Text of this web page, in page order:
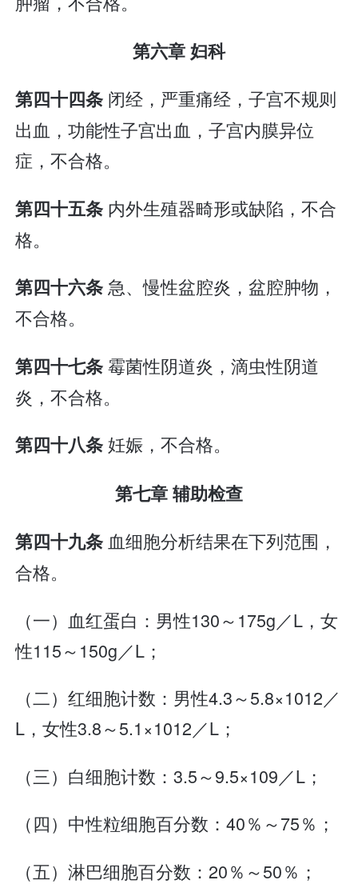
第六章 妇科
第四十四条 闭经，严重痛经，子宫不规则
出血，功能性子宫出血，子宫内膜异位
症，不合格。
第四十五条 内外生殖器畸形或缺陷，不合
格。
第四十六条急、慢性盆腔炎，盆腔肿物，
不合格。
第四十七条霉菌性阴道炎，滴虫性阴道
炎，不合格。
第四十八条妊娠，不合格。
第七章 辅助检查
第四十九条血细胞分析结果在下列范围，
合格。
（一）血红蛋白：男性130～175g／L，女
性115～150g／L；
（二）红细胞计数：男性4.3～5.8×1012／
L，女性3.8～5.1×1012／L；
（三）白细胞计数：3.5～9.5×109／L；
（四）中性粒细胞百分数：40％～75％；
（五）淋巴细胞百分数：20％～50％；